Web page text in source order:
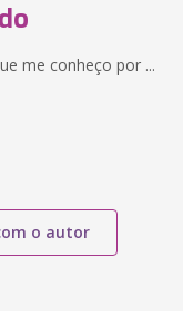
me conheço por ...
o autor